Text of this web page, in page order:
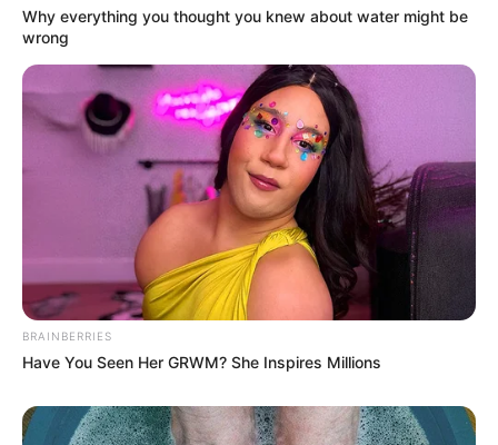
Why everything you thought you knew about water might be
wrong
BRAINBERRIES
Have You Seen Her GRWM? She Inspires Millions